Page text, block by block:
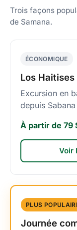
Trois façons
de Samana.
ÉCONOMIQUE
Los
Excursion en
depuis
À partir de 79
Voir
PLUS
Journée